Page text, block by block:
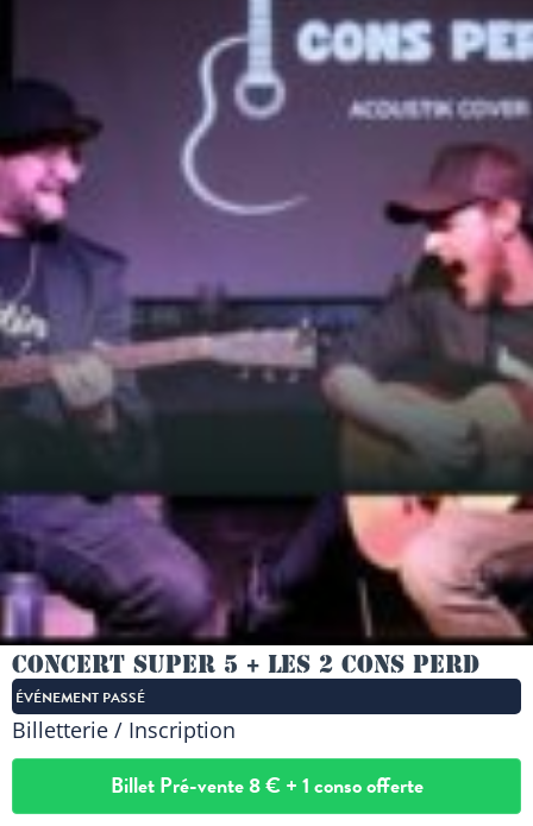
Concert Super 5 + Les 2 Cons Perd
ÉVÉNEMENT PASSÉ
Billetterie / Inscription
Billet Pré-vente 8 € + 1 conso offerte